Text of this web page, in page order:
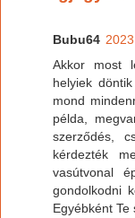
Bubu64
Akkor most
helyiek
mond
példa,
szerződés,
kérdezték
vasútvonal
gondolkodni
Egyébként